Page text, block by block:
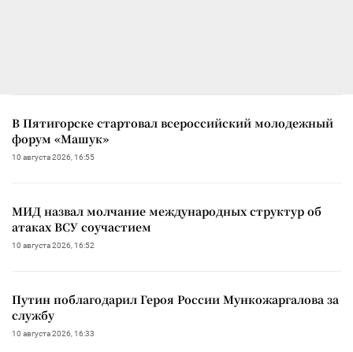
В Пятигорске стартовал всероссийский молодежный
форум «Машук»
10 августа 2026, 16:55
МИД назвал молчание международных структур об
атаках ВСУ соучастием
10 августа 2026, 16:52
Путин поблагодарил Героя России Мункожаргалова за
службу
10 августа 2026, 16:33